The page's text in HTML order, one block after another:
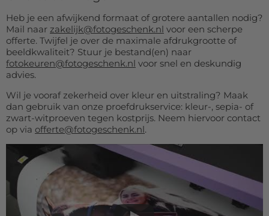
Heb je een afwijkend formaat of grotere aantallen nodig?
Mail naar zakelijk@fotogeschenk.nl voor een scherpe
offerte. Twijfel je over de maximale afdrukgrootte of
beeldkwaliteit? Stuur je bestand(en) naar
fotokeuren@fotogeschenk.nl voor snel en deskundig
advies.
Wil je vooraf zekerheid over kleur en uitstraling? Maak
dan gebruik van onze proefdrukservice: kleur-, sepia- of
zwart-witproeven tegen kostprijs. Neem hiervoor contact
op via offerte@fotogeschenk.nl.